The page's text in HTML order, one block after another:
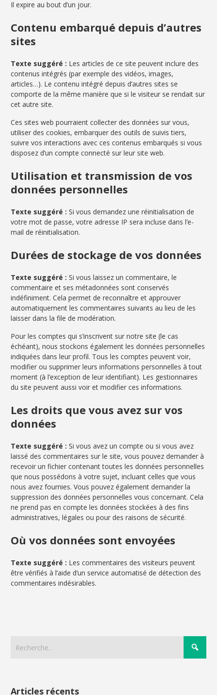
Il expire au bout d’un jour.
Contenu embarqué depuis d’autres
sites
Texte suggéré : Les articles de ce site peuvent inclure des
contenus intégrés (par exemple des vidéos, images,
articles…). Le contenu intégré depuis d’autres sites se
comporte de la même manière que si le visiteur se rendait sur
cet autre site.
Ces sites web pourraient collecter des données sur vous,
utiliser des cookies, embarquer des outils de suivis tiers,
suivre vos interactions avec ces contenus embarqués si vous
disposez d’un compte connecté sur leur site web.
Utilisation et transmission de vos
données personnelles
Texte suggéré :Si vous demandez une réinitialisation de
votre mot de passe, votre adresse IP sera incluse dans l’e-
mail de réinitialisation.
Durées de stockage de vos données
Texte suggéré :Si vous laissez un commentaire, le
commentaire et ses métadonnées sont conservés
indéfiniment. Cela permet de reconnaître et approuver
automatiquement les commentaires suivants au lieu de les
laisser dans la file de modération.
Pour les comptes qui s’inscrivent sur notre site (le cas
échéant), nous stockons également les données personnelles
indiquées dans leur profil. Tous les comptes peuvent voir,
modifier ou supprimer leurs informations personnelles à tout
moment (à l’exception de leur identifiant). Les gestionnaires
du site peuvent aussi voir et modifier ces informations.
Les droits que vous avez sur vos
données
Texte suggéré :Si vous avez un compte ou si vous avez
laissé des commentaires sur le site, vous pouvez demander à
recevoir un fichier contenant toutes les données personnelles
que nous possédons à votre sujet, incluant celles que vous
nous avez fournies. Vous pouvez également demander la
suppression des données personnelles vous concernant. Cela
ne prend pas en compte les données stockées à des fins
administratives, légales ou pour des raisons de sécurité.
Où vos données sont envoyées
Texte suggéré : Les commentaires des visiteurs peuvent
être vérifiés à l’aide d’un service automatisé de détection des
commentaires indésirables.
Articles récents